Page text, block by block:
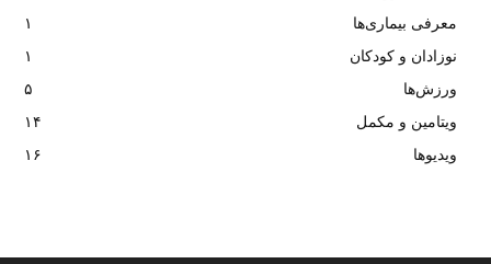
معرفی بیماری‌ها
۱
نوزادان و کودکان
۱
ورزش‌ها
۵
ویتامین و مکمل
۱۴
ویدیوها
۱۶